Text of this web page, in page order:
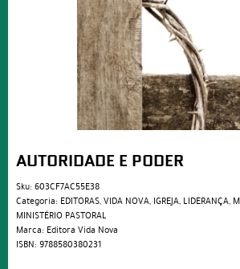
AUTORIDADE E PODER
Sku: 603CF7AC55E38
Categoria: EDITORAS,VIDA NOVA, IGREJA, LIDERANÇA,
MINISTÉRIO PASTORAL
Marca: Editora Vida Nova
ISBN: 9788580380231